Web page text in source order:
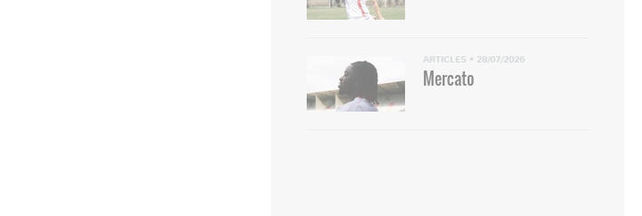
ARTICLES • 28/07/2026
Mercato